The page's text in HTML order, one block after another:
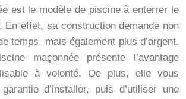
est le modèle de piscine à enterrer le
En effet, sa construction demande non
temps, mais également plus d’argent.
maçonnée présente l’avantage
à volonté. De plus, elle vous
d’installer, puis d’utiliser une